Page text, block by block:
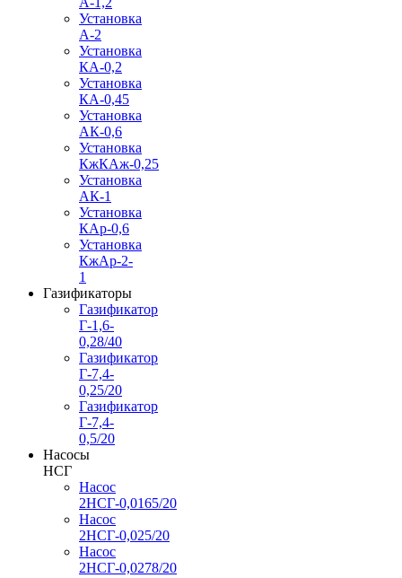
Установка
А-2
Установка
КА-0,2
Установка
КА-0,45
Установка
АК-0,6
Установка
КжКАж-0,25
Установка
АК-1
Установка
КАр-0,6
Установка
КжАр-2-
1
Газификаторы
Газификатор
Г-1,6-
0,28/40
Газификатор
Г-7,4-
0,25/20
Газификатор
Г-7,4-
0,5/20
Насосы
НСГ
Насос
2НСГ-0,0165/20
Насос
2НСГ-0,025/20
Насос
2НСГ-0,0278/20